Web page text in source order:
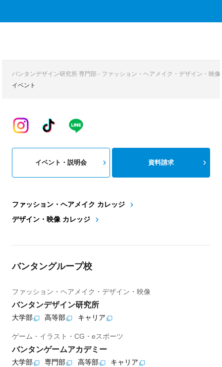
バンタンデザイン研究所 専門部 - ファッション・ヘアメイク・デザイン・映
イベント
ファッション・ヘアメイク カレッジ
デザイン・映像 カレッジ
イベント・説明会 資料請求
バンタングループ校
ファッション・ヘアメイク・デザイン・映像
バンタンデザイン研究所
大学部 高等部 キャリア
ゲーム・イラスト・CG・eスポーツ
バンタンゲームアカデミー
大学部 専門部 高等部 キャリア